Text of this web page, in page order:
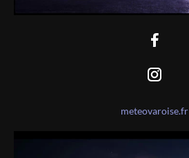
meteovaroise.fr